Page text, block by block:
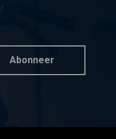
Abonneer